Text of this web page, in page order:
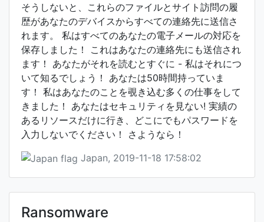
そうしないと、これらのファイルとサイト訪問の履
歴があなたのデバイスからすべての連絡先に送信さ
れます。 私はすべてのあなたの電子メールの対応を
保存しました！ これはあなたの連絡先にも送信され
ます！ あなたがそれを読むとすぐに - 私はそれにつ
いて知るでしょう！ あなたは50時間持っていま
す！ 私はあなたのことを覗き込む多くの仕事をして
きました！ あなたはセキュリティを見ない! 実績の
あるリソースだけに行き、どこにでもパスワードを
入力しないでください！ さようなら！
Japan, 2019-11-18 17:58:02
Ransomware